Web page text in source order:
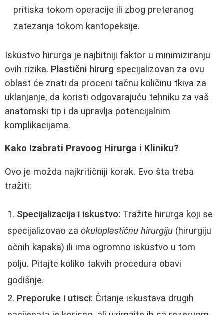
pritiska tokom operacije ili zbog preteranog
zatezanja tokom kantopeksije.
Iskustvo hirurga je najbitniji faktor u minimiziranju
ovih rizika. Plastični hirurg specijalizovan za ovu
oblast će znati da proceni tačnu količinu tkiva za
uklanjanje, da koristi odgovarajuću tehniku za vaš
anatomski tip i da upravlja potencijalnim
komplikacijama.
Kako Izabrati Pravoog Hirurga i Kliniku?
Ovo je možda najkritičniji korak. Evo šta treba
tražiti:
Specijalizacija i iskustvo: Tražite hirurga koji se
specijalizovao za okuloplastičnu hirurgiju (hirurgiju
očnih kapaka) ili ima ogromno iskustvo u tom
polju. Pitajte koliko takvih procedura obavi
godišnje.
Preporuke i utisci: Čitanje iskustava drugih